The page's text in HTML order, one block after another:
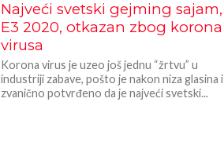
Najveći svetski gejming sajam,
E3 2020, otkazan zbog korona
virusa
Korona virus je uzeo još jednu “žrtvu” u
industriji zabave, pošto je nakon niza glasina i
zvanično potvrđeno da je najveći svetski...